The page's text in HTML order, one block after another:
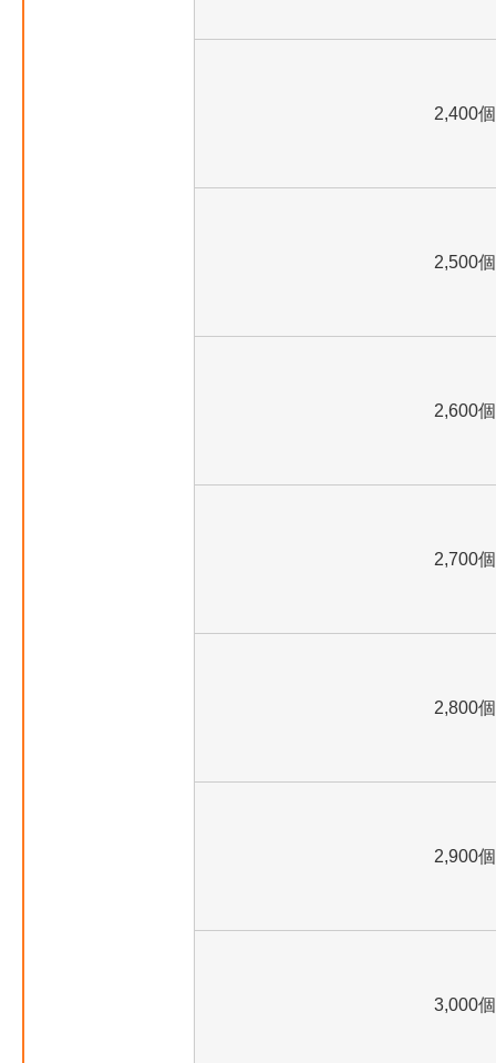
2,400個
2,500個
2,600個
2,700個
2,800個
2,900個
3,000個